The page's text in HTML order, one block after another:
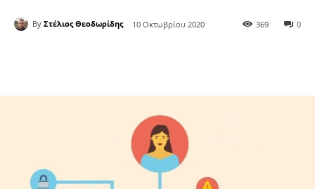
By Στέλιος Θεοδωρίδης 10 Οκτωβρίου 2020 0
369